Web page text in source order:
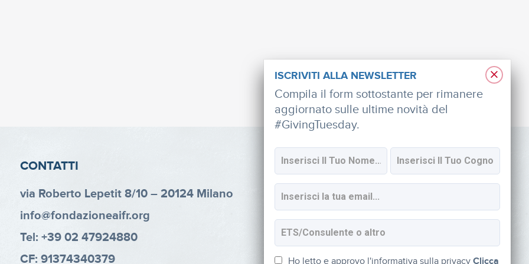
CONTATTI
via Roberto Lepetit 8/10 – 20124 Milano
info@fondazioneaifr.org
Tel: +39 02 47924880
CF: 91374340379
SOCIAL
Iscriviti alla newsletter
×
ISCRIVITI ALLA NEWSLETTER
Compila il form sottostante per rimanere
aggiornato sulle ultime novità del
#GivingTuesday.
Ho letto e approvo l'informativa sulla privacyClicca